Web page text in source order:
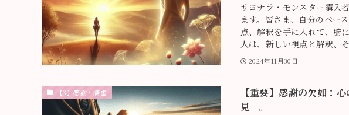
サヨナラ・モンスター購入
ます。皆さま、自分のペー
点、解釈を手に入れて、腑
人は、新しい視点と解釈、
2024年11月30日
【3】感謝・謙虚
【重要】感謝の欠如：
見」。